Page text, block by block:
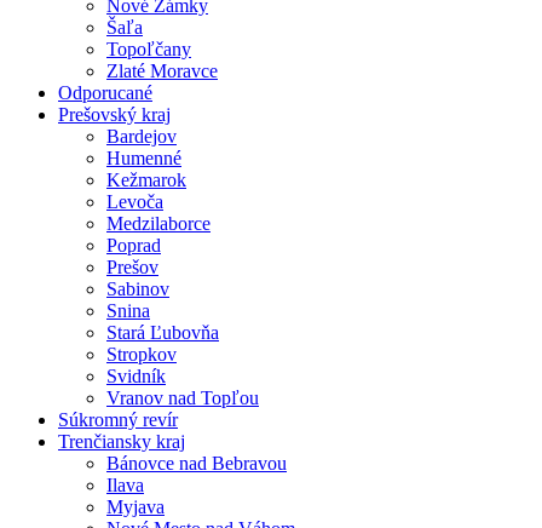
Nové Zámky
Šaľa
Topoľčany
Zlaté Moravce
Odporucané
Prešovský kraj
Bardejov
Humenné
Kežmarok
Levoča
Medzilaborce
Poprad
Prešov
Sabinov
Snina
Stará Ľubovňa
Stropkov
Svidník
Vranov nad Topľou
Súkromný revír
Trenčiansky kraj
Bánovce nad Bebravou
Ilava
Myjava